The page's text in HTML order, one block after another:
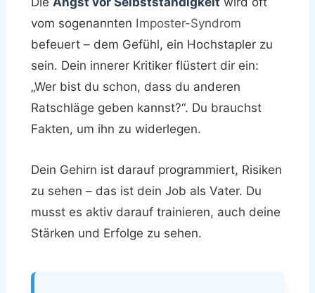
vom sogenannten Imposter-Syndrom
befeuert – dem Gefühl, ein Hochstapler zu
sein. Dein innerer Kritiker flüstert dir ein:
„Wer bist du schon, dass du anderen
Ratschläge geben kannst?“. Du brauchst
Fakten, um ihn zu widerlegen.
Dein Gehirn ist darauf programmiert, Risiken
zu sehen – das ist dein Job als Vater. Du
musst es aktiv darauf trainieren, auch deine
Stärken und Erfolge zu sehen.